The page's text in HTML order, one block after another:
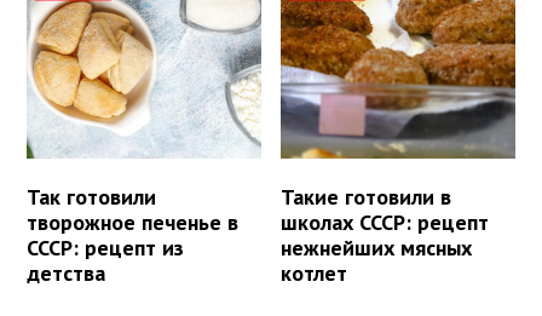
Так готовили
творожное печенье в
СССР: рецепт из
детства
Такие готовили в
школах СССР: рецепт
нежнейших мясных
котлет